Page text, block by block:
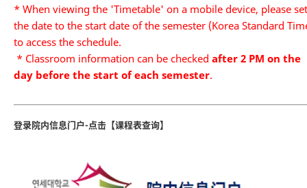
* When viewing the 'Timetable' on a mobile device, please set
the date to the start date of the semester (Korea Standard
to access the schedule.
* Classroom information can be checked after 2 PM on the
day before the start of each semester.
登录院内信息门户-点击【课程表查询】